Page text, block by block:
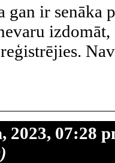
gan ir senāka
izdomāt,
2023, 07:28